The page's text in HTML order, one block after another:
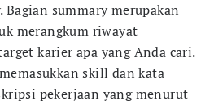
Bagian summary merupakan
merangkum riwayat
karier apa yang Anda cari.
skill dan kata
pekerjaan yang menurut